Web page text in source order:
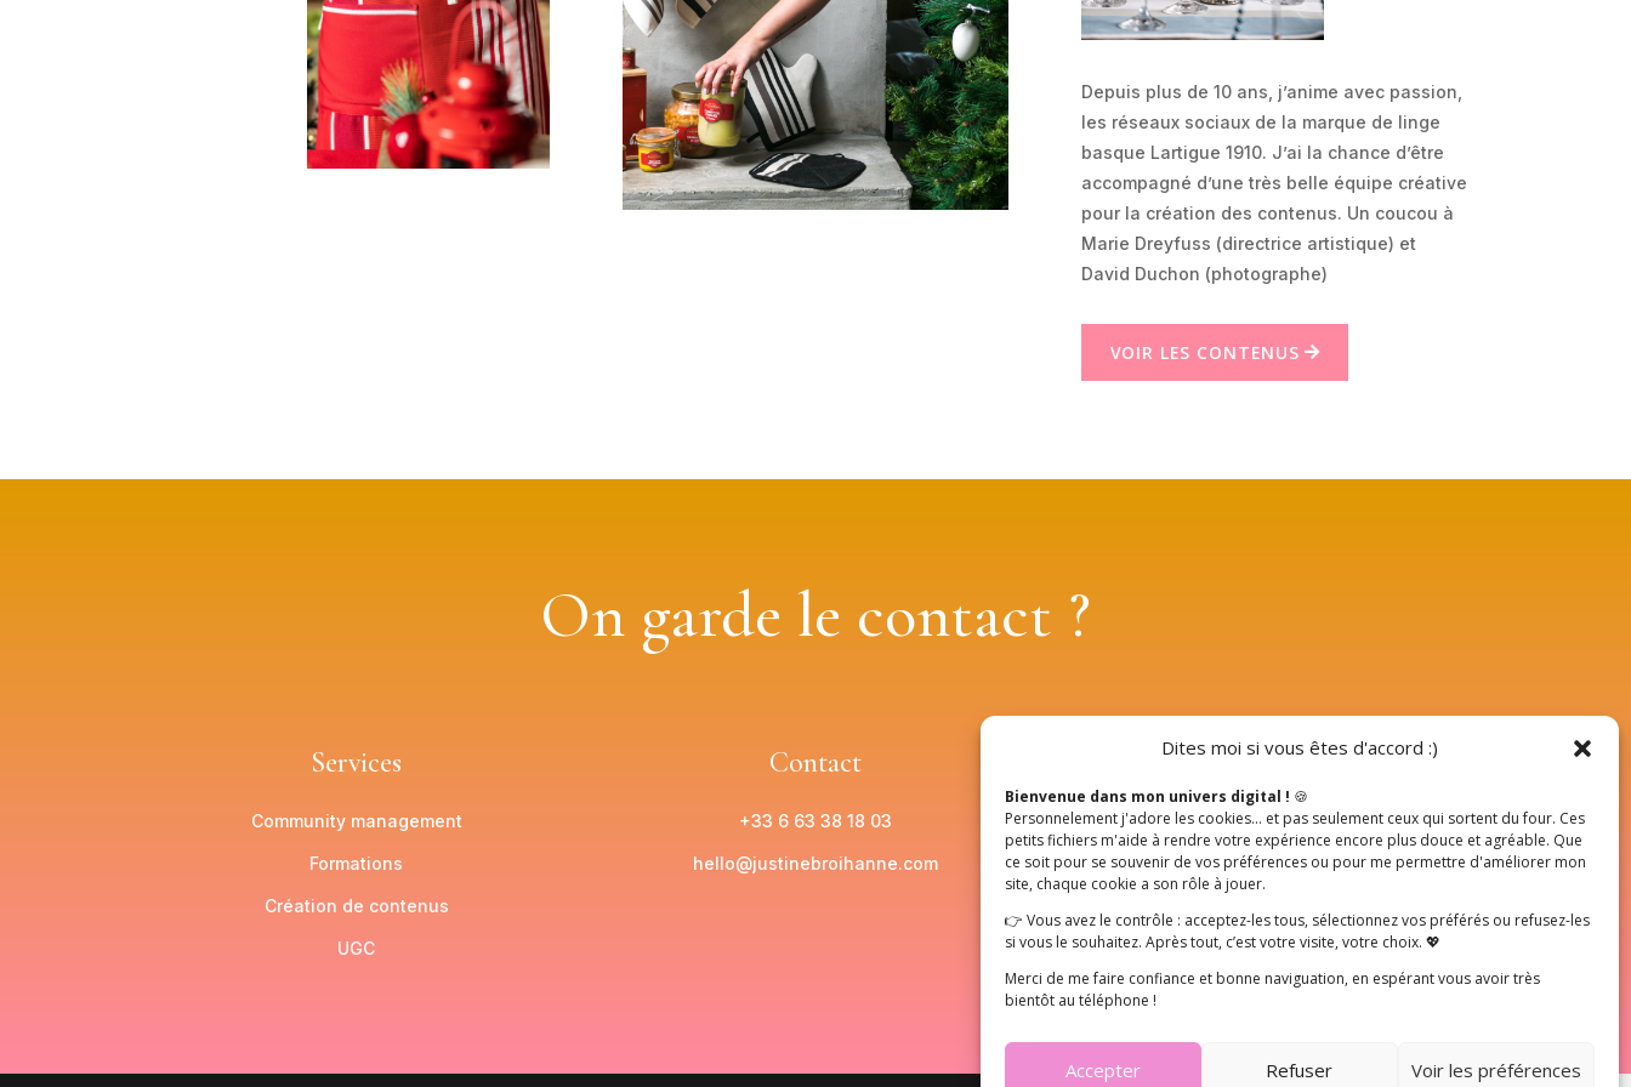
Dites moi si vous êtes d'accord :)
Bienvenue dans mon univers digital ! 🍪
Personnelement j'adore les cookies… et pas seulement ceux qui sortent du four. Ces
petits fichiers m'aide à rendre votre expérience encore plus douce et agréable. Que
ce soit pour se souvenir de vos préférences ou pour me permettre d'améliorer mon
site, chaque cookie a son rôle à jouer.
👉 Vous avez le contrôle : acceptez-les tous, sélectionnez vos préférés ou refusez-les
si vous le souhaitez. Après tout, c’est votre visite, votre choix. 💖
Merci de me faire confiance et bonne naviguation, en espérant vous avoir très
bientôt au téléphone !
Accepter Refuser Voir les préférences
Depuis plus de 10 ans, j’anime avec passion,
les réseaux sociaux de la marque de linge
basque Lartigue 1910. J’ai la chance d’être
accompagné d’une très belle équipe créative
pour la création des contenus. Un coucou à
Marie Dreyfuss (directrice artistique) et
David Duchon (photographe)
VOIR LES CONTENUS
On garde le contact ?
Services
Community management
Formations
Création de contenus
UGC
Contact
+33 6 63 38 18 03
hello@justinebroihanne.com
Suivez-moi
Instagram
Facebook